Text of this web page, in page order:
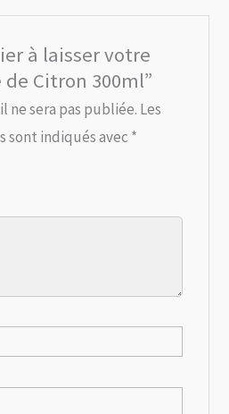
à laisser votre
Citron 300ml”
ne sera pas publiée. Les
sont indiqués avec *